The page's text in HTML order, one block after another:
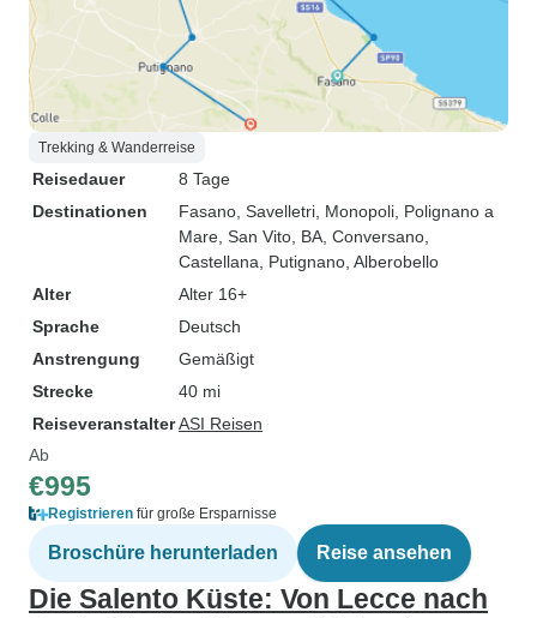
Trekking & Wanderreise
Reisedauer
8 Tage
Destinationen
Fasano , Savelletri , Monopoli , Polignano a
Mare , San Vito, BA , Conversano
Castellana , Putignano , Alberobello
Alter
Alter 16+
Sprache
Deutsch
Anstrengung
Gemäßigt
Strecke
40 mi
ReiseveranstalterASI Reisen
Ab
€995
Registrieren für große Ersparnisse
Broschüre herunterladen Reise ansehen
Die Salento Küste: Von Lecce nach